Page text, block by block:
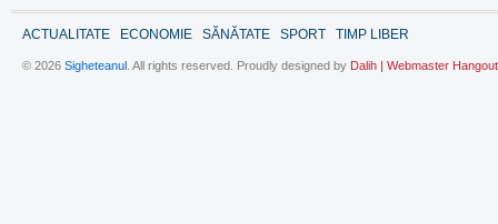
ACTUALITATE ECONOMIE SĂNĂTATE SPORT TIMP LIBER
© 2026 Sigheteanul . All rights reserved. Proudly designed by Dalih | Webmaster